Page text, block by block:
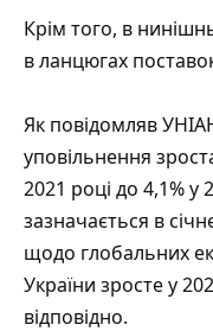
Крім того, в
в ланцюгах
Як повідомляв
уповільнення
2021 році до 4,1% у
зазначається в
щодо глобальних
України зросте у
відповідно.